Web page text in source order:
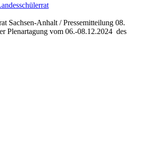
Sachsen-Anhalt / Pressemitteilung 08.
Plenartagung vom 06.-08.12.2024 des